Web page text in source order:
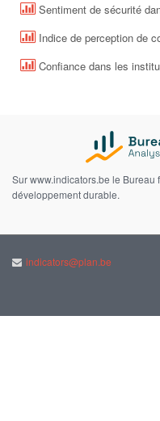
Sentiment de sécurité
Indice de perception de
Confiance dans les
Sur www.indicators.be le
développement durable.
indicators@plan.be